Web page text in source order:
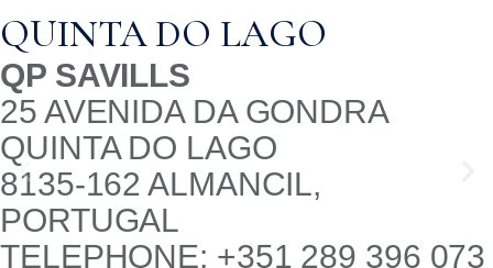
VALE DO LOBO
QP SAVILLS
AVENIDA DO MAR
VALE DO LOBO
8135-034 ALMANCIL,
PORTUGAL
TELEPHONE: +351 289 009 810